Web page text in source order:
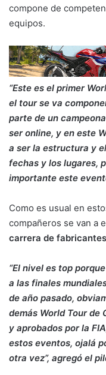
compone de
equipos.
“Este es el primer
el tour se va
parte de un
ser online, y en este
a ser la estructura y
fechas y los lugares,
importante este
Como es usual en
compañeros se van a
carrera de fabricantes
“El nivel es top
a las finales
de año pasado,
demás World Tour de
y aprobados por la
estos eventos, ojalá
otra vez”, agregó el